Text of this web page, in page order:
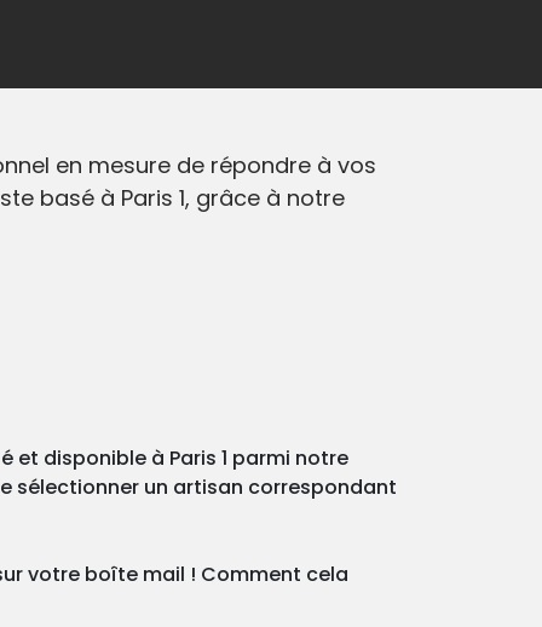
en mesure de répondre à vos
basé à Paris 1, grâce à notre
et disponible à Paris 1 parmi notre
sélectionner un artisan correspondant
votre boîte mail ! Comment cela